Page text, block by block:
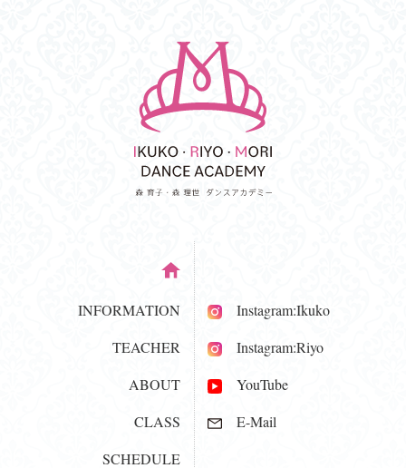
INFORMATION
TEACHER
ABOUT
CLASS
SCHEDULE
Instagram:Ikuko
Instagram:Riyo
YouTube
E-Mail